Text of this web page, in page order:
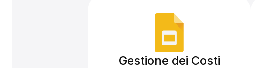
Gestione dei Costi